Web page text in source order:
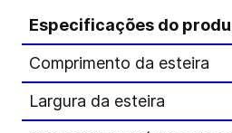
Especificações do
Comprimento da esteira
Largura da esteira